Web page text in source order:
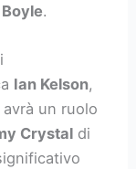
.
Ian Kelson,
un ruolo
Crystal di